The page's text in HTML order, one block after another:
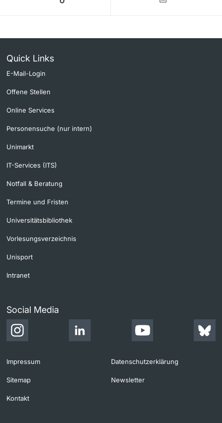
Quick Links
E-Mail-Login
Offene Stellen
Online Services
Personensuche (nur intern)
Unimarkt
IT-Services (ITS)
Notfall & Beratung
Termine und Fristen
Universitätsbibliothek
Vorlesungsverzeichnis
Unisport
Intranet
Social Media
Impressum Datenschutzerklärung
Sitemap Newsletter
Kontakt